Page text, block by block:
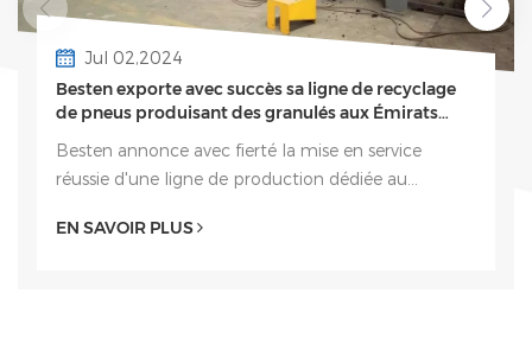
Jul 02,2024
Besten exporte avec succès sa ligne de recyclage
de pneus produisant des granulés aux Émirats
Besten annonce avec fierté la mise en service
réussie d'une ligne de production dédiée au
spécialement conçue pour la production de
EN SAVOIR PLUS